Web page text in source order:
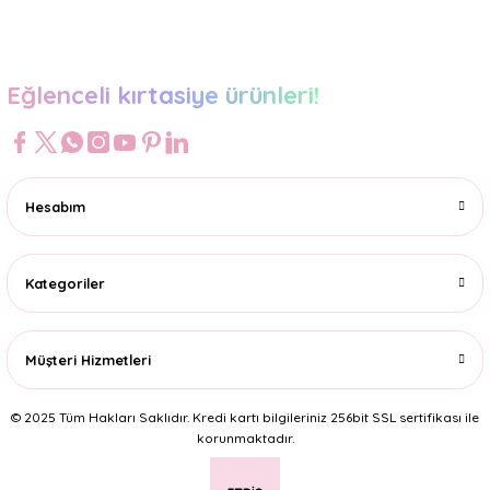
Eğlenceli kırtasiye ürünleri!
Hesabım
Kategoriler
Müşteri Hizmetleri
© 2025 Tüm Hakları Saklıdır. Kredi kartı bilgileriniz 256bit SSL sertifikası ile
korunmaktadır.